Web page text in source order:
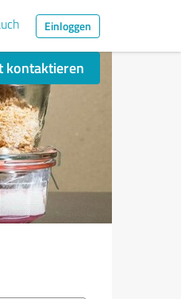
Einloggen
kontaktieren